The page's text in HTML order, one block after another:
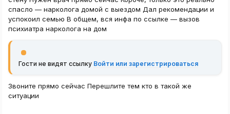
спасло — нарколога домой с выездом Дал рекомендации и
успокоил семью В общем, вся инфа по ссылке — вызов
психиатра нарколога на дом
Гости не видят ссылку Войти или зарегистрироваться
Звоните прямо сейчас Перешлите тем кто в такой же
ситуации